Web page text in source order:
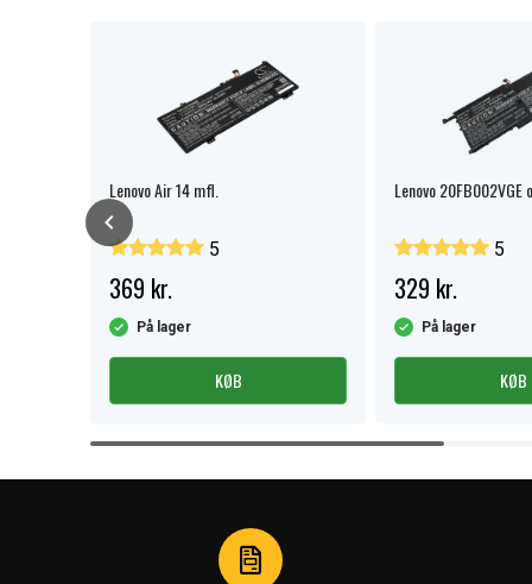
Lenovo Air 14 mfl.
5
369 kr.
På lager
KØB
Lenovo 20FB002VGE
5
329 kr.
På lager
KØB
Item